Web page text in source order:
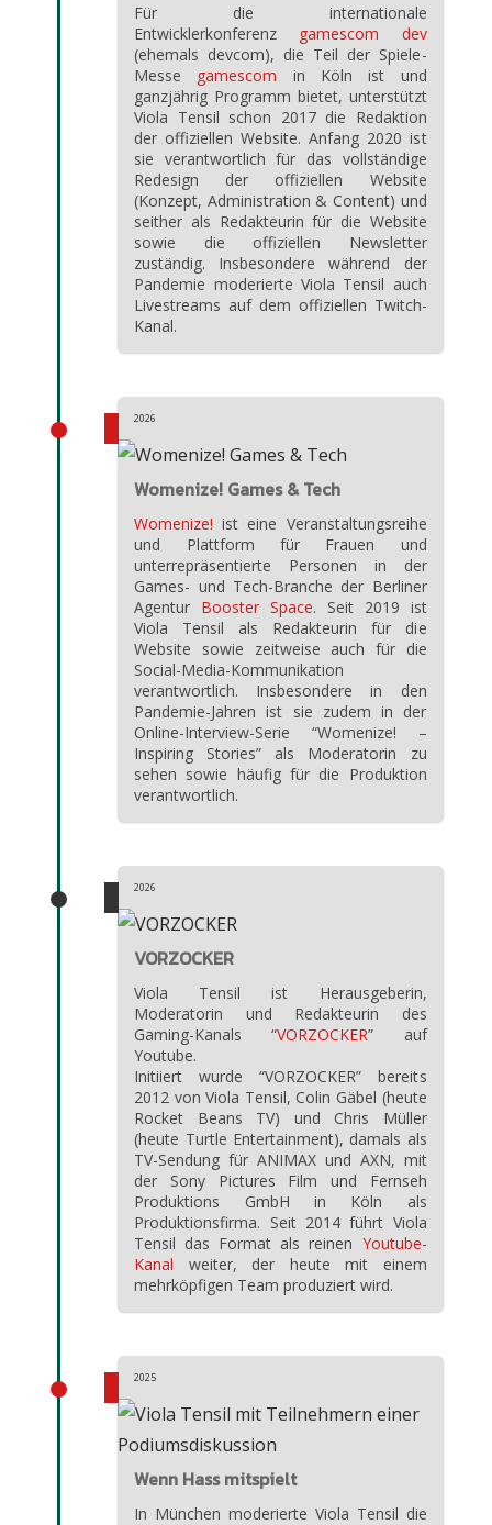
Für die internationale
Entwicklerkonferenz gamescom dev
(ehemals devcom), die Teil der Spiele-
Messe gamescom in Köln ist und
ganzjährig Programm bietet, unterstützt
Viola Tensil schon 2017 die Redaktion
der offiziellen Website. Anfang 2020 ist
sie verantwortlich für das vollständige
Redesign der offiziellen Website
(Konzept, Administration & Content) und
seither als Redakteurin für die Website
sowie die offiziellen Newsletter
zuständig. Insbesondere während der
Pandemie moderierte Viola Tensil auch
Livestreams auf dem offiziellen Twitch-
Kanal.
Womenize! Games & Tech
2026
Womenize! ist eine Veranstaltungsreihe
und Plattform für Frauen und
unterrepräsentierte Personen in der
Games- und Tech-Branche der Berliner
Agentur Booster Space. Seit 2019 ist
Viola Tensil als Redakteurin für die
Website sowie zeitweise auch für die
Social-Media-Kommunikation
verantwortlich. Insbesondere in den
Pandemie-Jahren ist sie zudem in der
Online-Interview-Serie “Womenize! –
Inspiring Stories” als Moderatorin zu
sehen sowie häufig für die Produktion
verantwortlich.
VORZOCKER
2026
Viola Tensil ist Herausgeberin,
Moderatorin und Redakteurin des
Gaming-Kanals “VORZOCKER” auf
Youtube.
Initiiert wurde “VORZOCKER” bereits
2012 von Viola Tensil, Colin Gäbel (heute
Rocket Beans TV) und Chris Müller
(heute Turtle Entertainment), damals als
TV-Sendung für ANIMAX und AXN, mit
der Sony Pictures Film und Fernseh
Produktions GmbH in Köln als
Produktionsfirma. Seit 2014 führt Viola
Tensil das Format als reinen Youtube-
Kanal weiter, der heute mit einem
mehrköpfigen Team produziert wird.
Wenn Hass mitspielt
2025
In München moderierte Viola Tensil die